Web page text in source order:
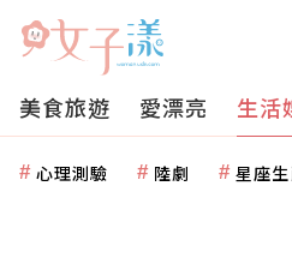
美食旅遊 愛漂亮 生活
心理測驗 陸劇 星座生